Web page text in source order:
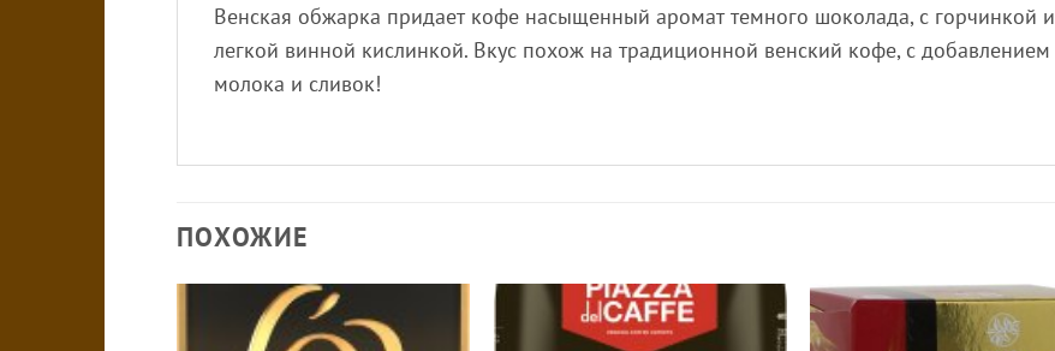
Венская обжарка придает кофе насыщенный аромат темного шоколада, с горчинкой и
легкой винной кислинкой. Вкус похож на традиционной венский кофе, с добавлением
молока и сливок!
ПОХОЖИЕ